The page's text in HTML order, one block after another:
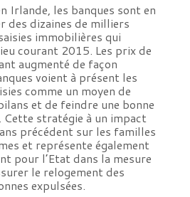
Irlande, les banques sont en
des dizaines de milliers
immobilières qui
courant 2015. Les prix de
augmenté de façon
voient à présent les
comme un moyen de
et de feindre une bonne
Cette stratégie à un impact
précédent sur les familles
et représente également
pour l’Etat dans la mesure
le relogement des
expulsées.